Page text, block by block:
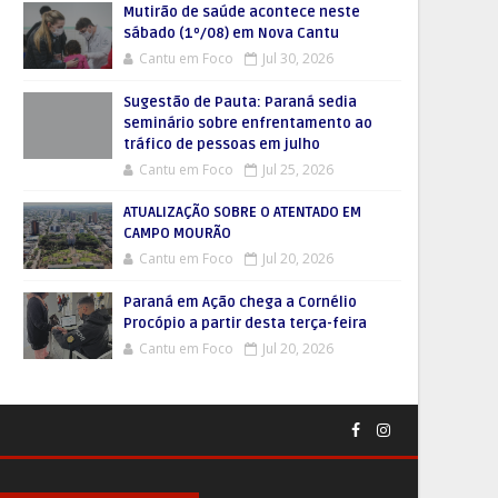
Mutirão de saúde acontece neste
sábado (1º/08) em Nova Cantu
Cantu em Foco Jul 30, 2026
Sugestão de Pauta: Paraná sedia
seminário sobre enfrentamento ao
tráfico de pessoas em julho
Cantu em Foco Jul 25, 2026
ATUALIZAÇÃO SOBRE O ATENTADO EM
CAMPO MOURÃO
Cantu em Foco Jul 20, 2026
Paraná em Ação chega a Cornélio
Procópio a partir desta terça-feira
Cantu em Foco Jul 20, 2026